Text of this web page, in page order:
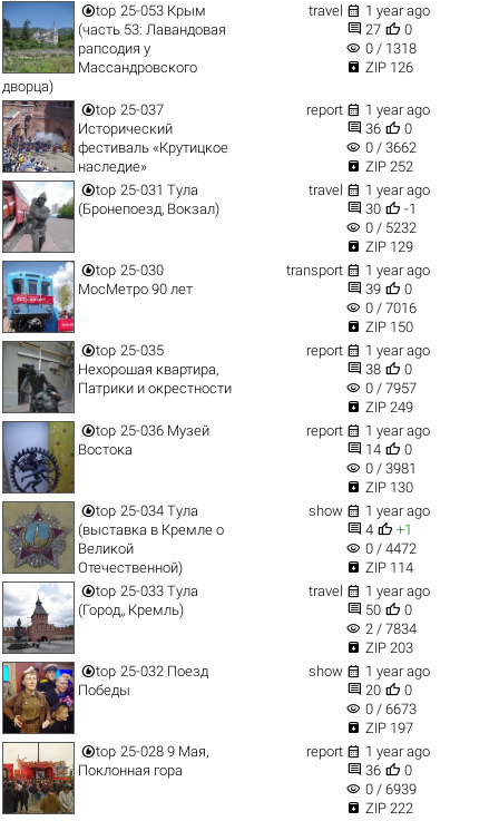
top 25-053 Крым
(часть 53: Лавандовая
рапсодия у
Массандровского
дворца)
travel  1 year ago
 27  0
visibility 0 / 1318
 ZIP 126
top 25-037
Исторический
фестиваль «Крутицкое
наследие»
report  1 year ago
 36  0
visibility 0 / 3662
 ZIP 252
top 25-031 Тула
(Бронепоезд, Вокзал)
travel  1 year ago
 30  -1
visibility 0 / 5232
 ZIP 129
top 25-030
МосМетро 90 лет
transport  1 year ago
 39  0
visibility 0 / 7016
 ZIP 150
top 25-035
Нехорошая квартира,
Патрики и окрестности
report  1 year ago
 38  0
visibility 0 / 7957
 ZIP 249
top 25-036 Музей
Востока
report  1 year ago
 14  0
visibility 0 / 3981
 ZIP 130
top 25-034 Тула
(выставка в Кремле о
Великой
Отечественной)
show  1 year ago
 4  +1
visibility 0 / 4472
 ZIP 114
top 25-033 Тула
(Город,, Кремль)
travel  1 year ago
 50  0
visibility 2 / 7834
 ZIP 203
top 25-032 Поезд
Победы
show  1 year ago
 20  0
visibility 0 / 6673
 ZIP 197
top 25-028 9 Мая,
Поклонная гора
report  1 year ago
 36  0
visibility 0 / 6939
 ZIP 222